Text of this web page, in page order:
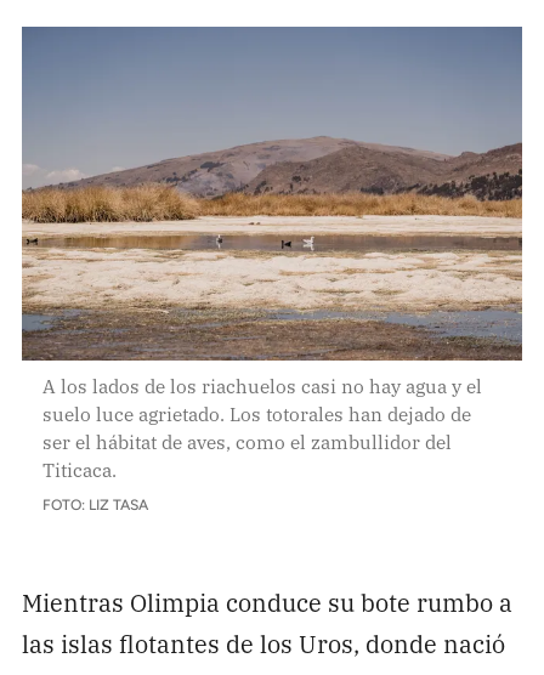
A los lados de los riachuelos casi no hay agua y el
suelo luce agrietado. Los totorales han dejado de
ser el hábitat de aves, como el zambullidor del
Titicaca.
FOTO: LIZ TASA
Mientras Olimpia conduce su bote rumbo a
las islas flotantes de los Uros, donde nació